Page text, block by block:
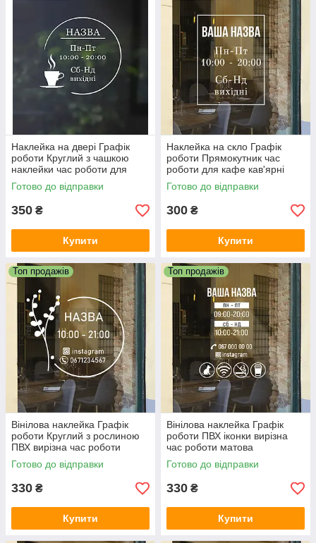
Якщо у вас немає власного макета у векторному форматі,
наш дизайнер зможе підготувати його у потрібному форматі.
Додаткові побажання прораховуються індивідуально та
можуть потребувати більше часу на виготовлення.
Наклейка на двері Графік
роботи Круглий з чашкою
наклейки час роботи для
магазину матова кафе
400х380 мм
Готово до відправки
350 ₴
Купити
Наклейка на скло Графік
роботи Прямокутник час
роботи для кафе кав'ярні
магазину матова 300х400 мм
Готово до відправки
300 ₴
Купити
Топ продажів
Вінілова наклейка Графік
роботи Круглий з рослиною
ПВХ вирізна час роботи
матова 350х315 мм
Готово до відправки
330 ₴
Купити
Топ продажів
Вінілова наклейка Графік
роботи ПВХ іконки вирізна
час роботи матова
270х370 мм
Готово до відправки
330 ₴
Купити